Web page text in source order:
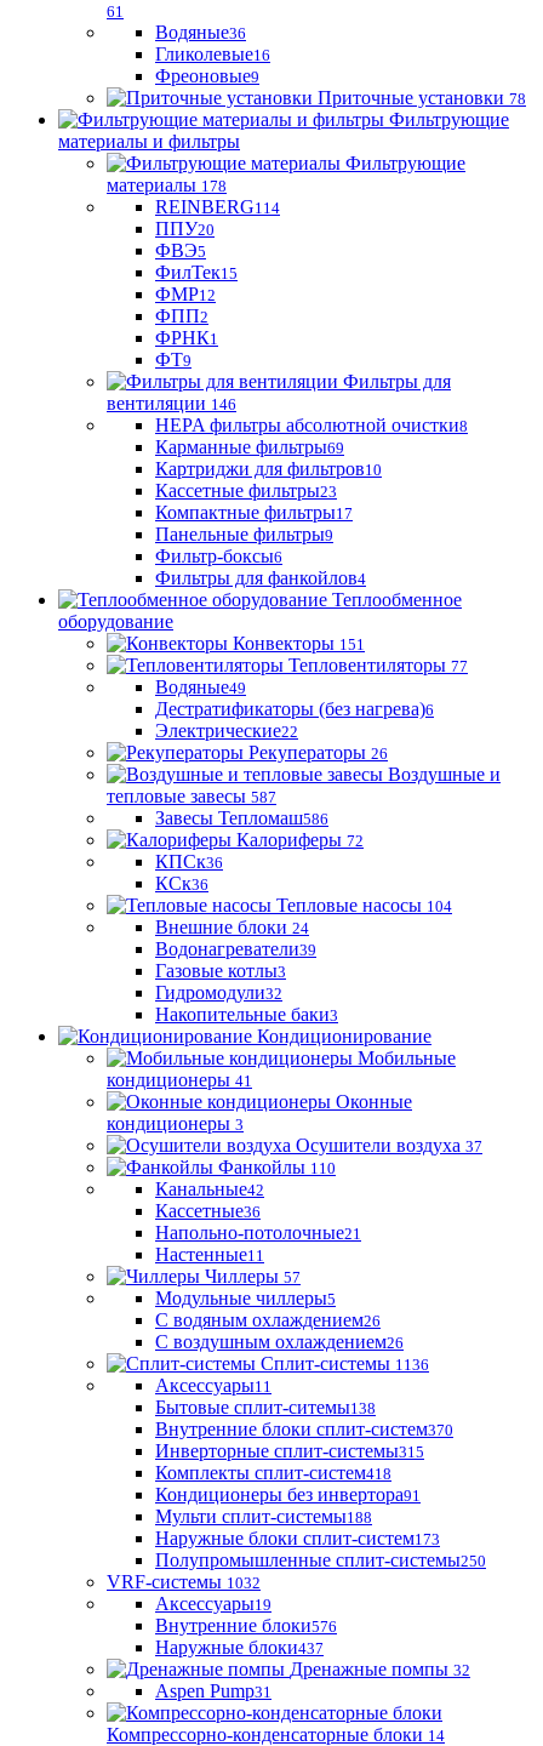
61
Водяные36
Гликолевые16
Фреоновые9
Приточные установки 78
Фильтрующие
материалы и фильтры
Фильтрующие
материaлы 178
REINBERG114
ППУ20
ФВЭ5
ФилТек15
ФМР12
ФПП2
ФРНК1
ФТ9
Фильтры для
вентиляции 146
HEPA фильтры абсолютной очистки8
Карманные фильтры69
Картриджи для фильтров10
Кассетные фильтры23
Компактные фильтры17
Панельные фильтры9
Фильтр-боксы6
Фильтры для фанкойлов4
Теплообменное
оборудование
Конвекторы 151
Тепловентиляторы 77
Водяные49
Дестратификаторы (без нагрева)6
Электрические22
Рекуператоры 26
Воздушные и
тепловые завесы 587
Завесы Тепломаш586
Калориферы 72
КПСк36
КСк36
Тепловые насосы 104
Внешние блоки 24
Водонагреватели39
Газовые котлы3
Гидромодули32
Накопительные баки3
Кондиционирование
Мобильные
кондиционеры 41
Оконные
кондиционеры 3
Осушители воздуха 37
Фанкойлы 110
Канальные42
Кассетные36
Напольно-потолочные21
Настенные11
Чиллеры 57
Модульные чиллеры5
С водяным охлаждением26
С воздушным охлаждением26
Сплит-системы 1136
Аксессуары11
Бытовые сплит-ситемы138
Внутренние блоки сплит-систем370
Инверторные сплит-системы315
Комплекты сплит-систем418
Кондиционеры без инвертора91
Мульти сплит-системы188
Наружные блоки сплит-систем173
Полупромышленные сплит-системы250
VRF-системы 1032
Аксессуары19
Внутренние блоки576
Наружные блоки437
Дренажные помпы 32
Aspen Pump31
Компрессорно-конденсаторные блоки 14